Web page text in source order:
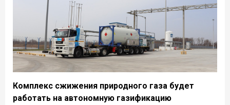
Комплекс сжижения природного газа будет
работать на автономную газификацию